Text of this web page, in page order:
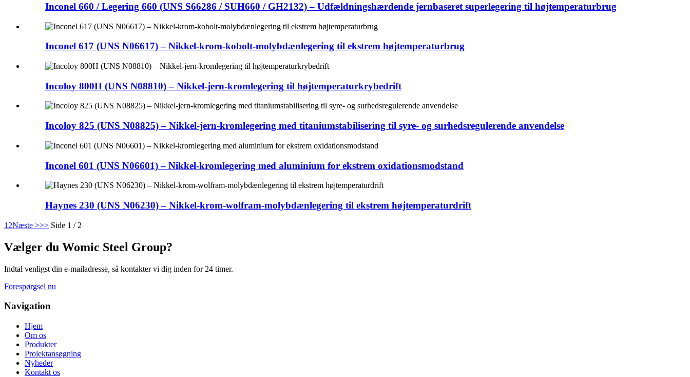
Inconel 660 / Legering 660 (UNS S66286 / SUH660 / GH2132) – Udfældningshærdende jernbaseret superlegering til højtemperaturbrug
Inconel 617 (UNS N06617) – Nikkel-krom-kobolt-molybdænlegering til ekstrem højtemperaturbrug
Incoloy 800H (UNS N08810) – Nikkel-jern-kromlegering til højtemperaturkrybedrift
Incoloy 825 (UNS N08825) – Nikkel-jern-kromlegering med titaniumstabilisering til syre- og surhedsregulerende anvendelse
Inconel 601 (UNS N06601) – Nikkel-kromlegering med aluminium for ekstrem oxidationsmodstand
Haynes 230 (UNS N06230) – Nikkel-krom-wolfram-molybdænlegering til ekstrem højtemperaturdrift
1 2Næste >>> Side 1 / 2
Vælger du Womic Steel Group?
Indtal venligst din e-mailadresse, så kontakter vi dig inden for 24 timer.
Forespørgsel nu
Navigation
Hjem
Om os
Produkter
Projektansøgning
Nyheder
Kontakt os